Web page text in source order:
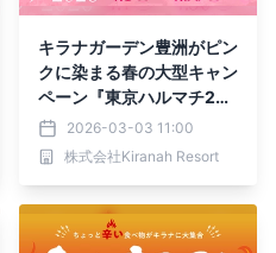
キラナガーデン豊洲がピン
クに染まる春の大型キャン
ペーン『東京ハルマチ202
6』開催｜2026年4月1日
(水)～30日(木)
2026-03-03 11:00
株式会社Kiranah Resort